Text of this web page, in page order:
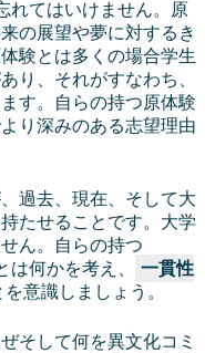
れてはいけません。原
の展望や夢に対するき
験とは多くの場合学生
り、それがすなわち、
す。自らの持つ原体験
り深みのある志望理由
過去、現在、そして大
たせることです。大学
ん。自らの持つ
は何かを考え、
一貫性
意識しましょう。
そして何を異文化コミ